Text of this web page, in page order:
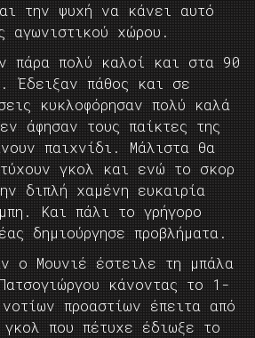
την ψυχή να κάνει αυτό
αγωνιστικού χώρου.
πάρα πολύ καλοί και στα 90
Έδειξαν πάθος και σε
κυκλοφόρησαν πολύ καλά
άφησαν τους παίκτες της
παιχνίδι. Μάλιστα θα
γκολ και ενώ το σκορ
διπλή χαμένη ευκαιρία
Και πάλι το γρήγορο
δημιούργησε προβλήματα.
ο Μουνιέ έστειλε τη μπάλα
κάνοντας το 1-
προαστίων έπειτα από
που πέτυχε έδιωξε το